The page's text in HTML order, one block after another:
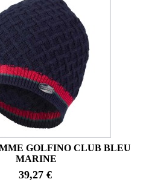
GOLFINO CLUB BLEU
MARINE
39,27 €